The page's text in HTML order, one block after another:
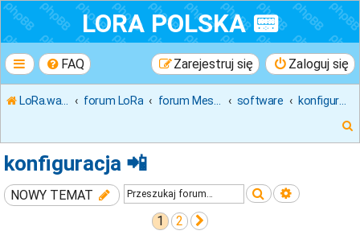
LORA POLSKA 📟
FAQ Zaloguj się
Zarejestruj się
LoRa.waw.pl forum LoRa software
konfiguracja 📲
konfiguracja 📲
NOWY TEMAT Szukaj
1
2